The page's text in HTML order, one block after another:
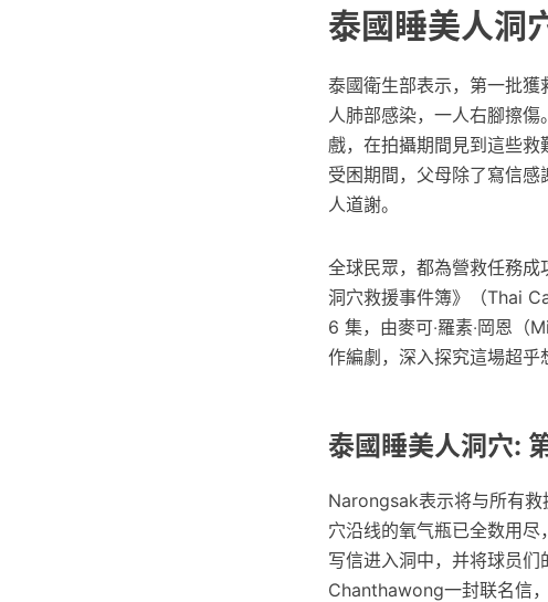
泰國睡美人洞
泰國衛生部表示，第一批
人肺部感染，一人右腳擦
戲，在拍攝期間見到這些
受困期間，父母除了寫信
人道謝。
全球民眾，都為營救任務
洞穴救援事件簿》（Thai
6 集，由麥可‧羅素‧岡恩（
作編劇，深入探究這場超乎
泰國睡美人洞穴:
Narongsak表示将与所有救
穴沿线的氧气瓶已全数用
写信进入洞中，并将球员
Chanthawong一封联名信